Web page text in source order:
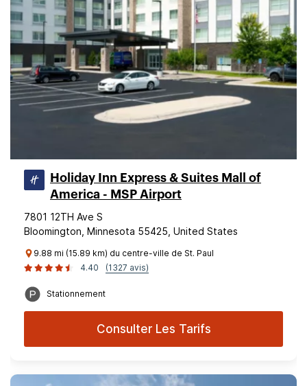
Holiday Inn Express & Suites Mall of
America - MSP Airport
7801 12TH Ave S
Bloomington, Minnesota 55425, United States
9.88 mi (15.89 km) du centre-ville de St. Paul
4.40
(1327 avis)
Stationnement
Consulter Les Tarifs